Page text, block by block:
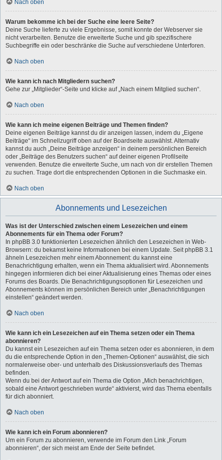
Nach oben
Warum bekomme ich bei der Suche eine leere Seite?
Deine Suche lieferte zu viele Ergebnisse, somit konnte der Webserver sie
nicht verarbeiten. Benutze die erweiterte Suche und gib spezifischere
Suchbegriffe ein oder beschränke die Suche auf verschiedene Unterforen.
Nach oben
Wie kann ich nach Mitgliedern suchen?
Gehe zur „Mitglieder“-Seite und klicke auf „Nach einem Mitglied suchen“.
Nach oben
Wie kann ich meine eigenen Beiträge und Themen finden?
Deine eigenen Beiträge kannst du dir anzeigen lassen, indem du „Eigene
Beiträge“ im Schnellzugriff oben auf der Boardseite auswählst. Alternativ
kannst du auch „Deine Beiträge anzeigen“ in deinem persönlichen Bereich
oder „Beiträge des Benutzers suchen“ auf deiner eigenen Profilseite
verwenden. Benutze die erweiterte Suche, um nach von dir erstellen Themen
zu suchen. Trage dort die entsprechenden Optionen in die Suchmaske ein.
Nach oben
Abonnements und Lesezeichen
Was ist der Unterschied zwischen einem Lesezeichen und einem
Abonnements für ein Thema oder Forum?
In phpBB 3.0 funktionierten Lesezeichen ähnlich den Lesezeichen in Web-
Browsern: du bekamst keine Informationen bei einem Update. Seit phpBB 3.1
ähneln Lesezeichen mehr einem Abonnement: du kannst eine
Benachrichtigung erhalten, wenn ein Thema aktualisiert wird. Abonnements
hingegen informieren dich bei einer Aktualisierung eines Themas oder eines
Forums des Boards. Die Benachrichtigungsoptionen für Lesezeichen und
Abonnements können im persönlichen Bereich unter „Benachrichtigungen
einstellen“ geändert werden.
Nach oben
Wie kann ich ein Lesezeichen auf ein Thema setzen oder ein Thema
abonnieren?
Du kannst ein Lesezeichen auf ein Thema setzen oder es abonnieren, in dem
du die entsprechende Option in den „Themen-Optionen“ auswählst, die sich
normalerweise ober- und unterhalb des Diskussionsverlaufs des Themas
befinden.
Wenn du bei der Antwort auf ein Thema die Option „Mich benachrichtigen,
sobald eine Antwort geschrieben wurde“ aktivierst, wird das Thema ebenfalls
für dich abonniert.
Nach oben
Wie kann ich ein Forum abonnieren?
Um ein Forum zu abonnieren, verwende im Forum den Link „Forum
abonnieren“, der sich meist am Ende der Seite befindet.